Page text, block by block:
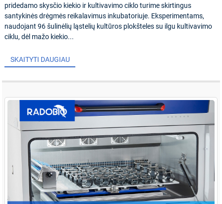
pridedamo skysčio kiekio ir kultivavimo ciklo turime skirtingus
santykinės drėgmės reikalavimus inkubatoriuje. Eksperimentams,
naudojant 96 šulinėlių ląstelių kultūros plokšteles su ilgu kultivavimo
ciklu, dėl mažo kiekio...
SKAITYTI DAUGIAU